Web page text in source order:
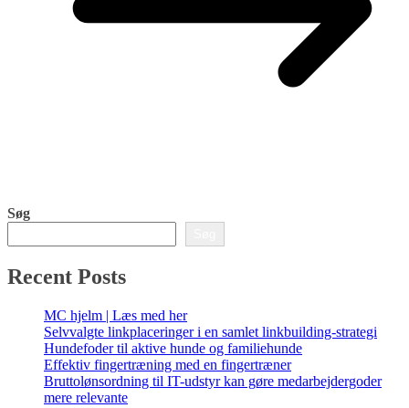
Søg
Recent Posts
MC hjelm | Læs med her
Selvvalgte linkplaceringer i en samlet linkbuilding-strategi
Hundefoder til aktive hunde og familiehunde
Effektiv fingertræning med en fingertræner
Bruttolønsordning til IT-udstyr kan gøre medarbejdergoder
mere relevante